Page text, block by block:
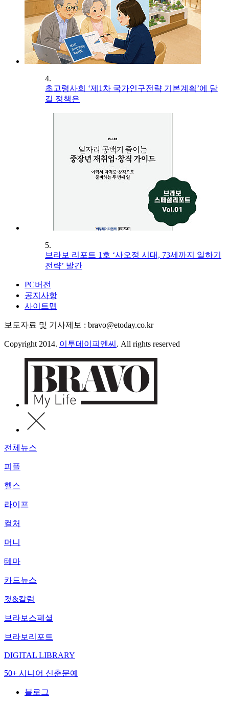
4.
초고령사회 ‘제1차 국가인구전략 기본계획’에 담
길 정책은
5.
브라보 리포트 1호 ‘사오정 시대, 73세까지 일하기
전략’ 발간
PC버전
공지사항
사이트맵
보도자료 및 기사제보 : bravo@etoday.co.kr
Copyright 2014. 이투데이피엔씨 . All rights reserved
전체뉴스
피플
헬스
라이프
컬처
머니
테마
카드뉴스
컷&칼럼
브라보스페셜
브라보리포트
DIGITAL LIBRARY
50+ 시니어 신춘문예
블로그